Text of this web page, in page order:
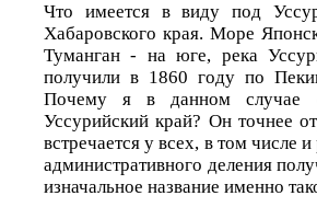
Что имеется в виду под
Хабаровского края. Море
Туманган - на юге, река
получили в 1860 году по
Почему я в данном случае
Уссурийский край? Он точнее
встречается у всех, в том числе
административного деления
изначальное название именно